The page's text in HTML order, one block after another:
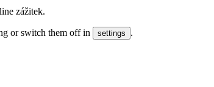
zážitek.
or switch them off in settings .